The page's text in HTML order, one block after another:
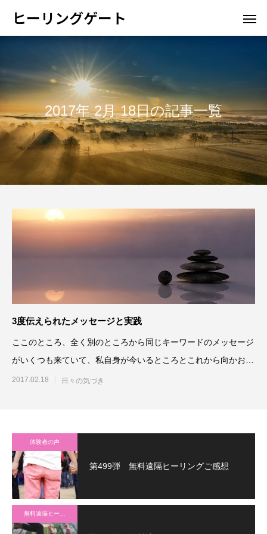
ヒーリングゲート
2017年 2月 18日の記事一覧
3度伝えられたメッセージと実践
ここのところ、全く別のところから同じキーワードのメッセージ
がいくつも来ていて、私自身が今いるところとこれから向かおう
としているところを再確認
2017.02.18 日々の気づき
体験者の声
第499弾 無料遠隔ヒーリングご感想